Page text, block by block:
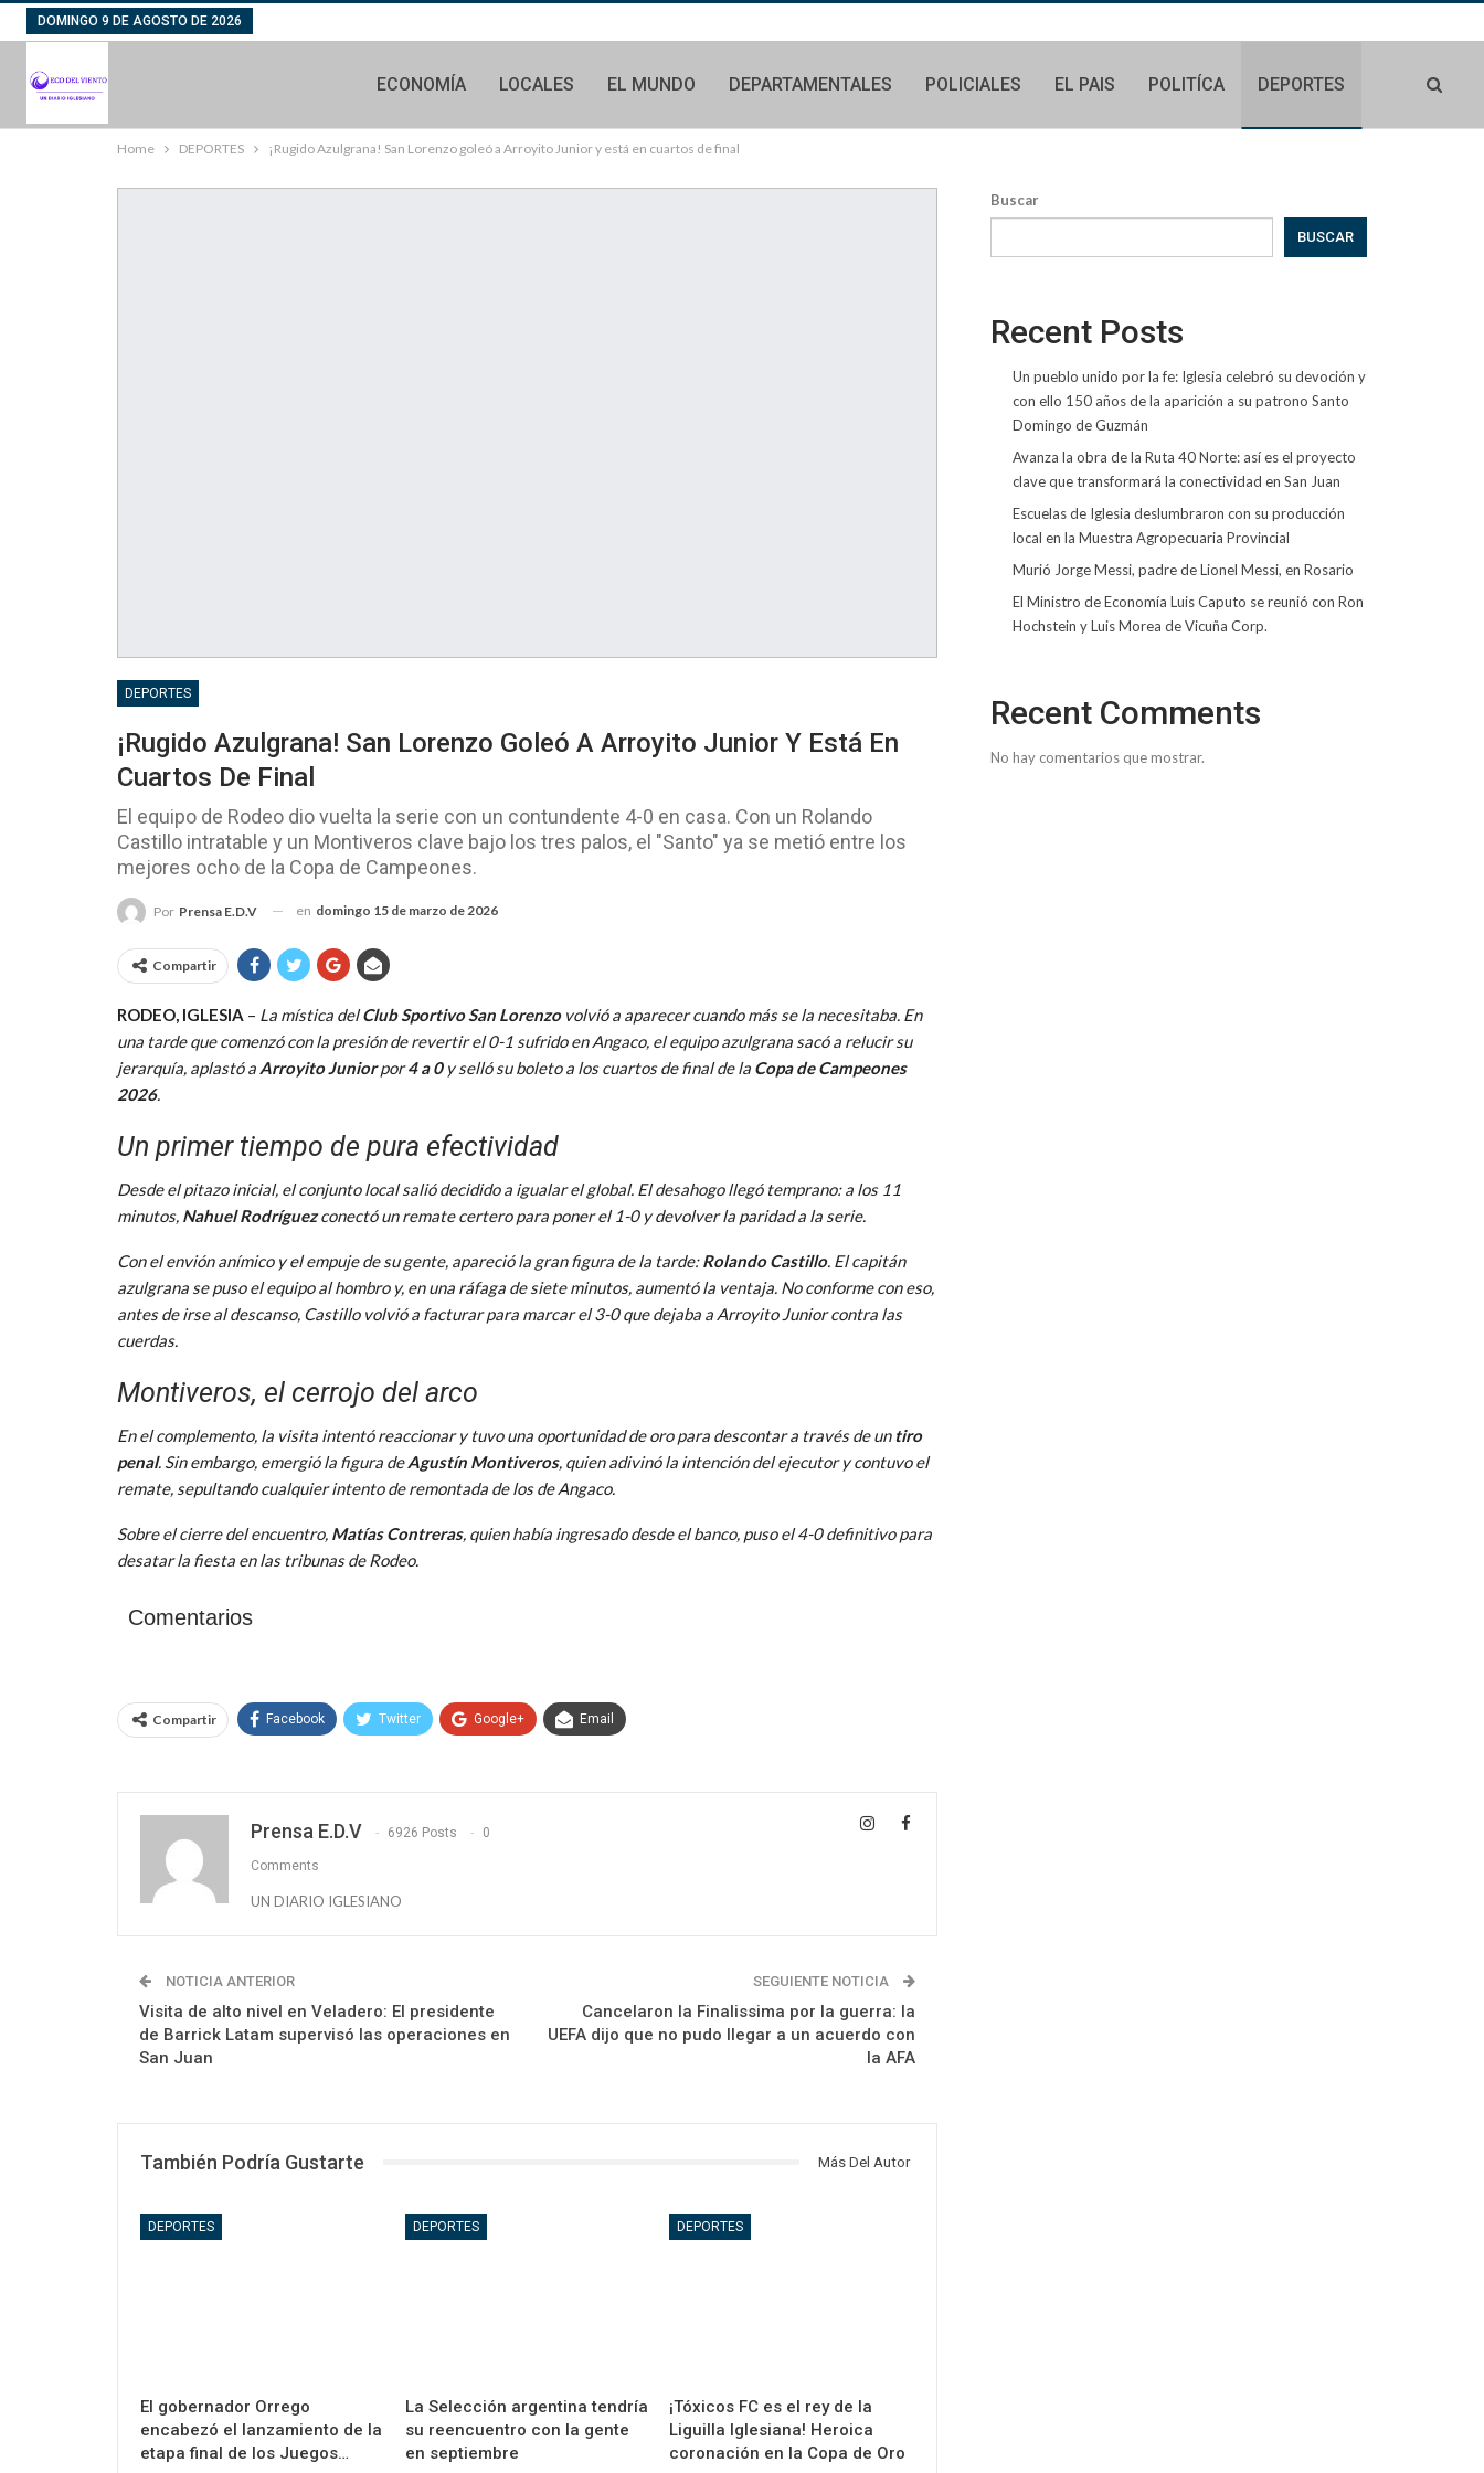
DOMINGO 9 DE AGOSTO DE 2026
ECONOMÍA LOCALES EL MUNDO DEPARTAMENTALES POLICIALES EL PAIS POLITÍCA DEPORTES
Home DEPORTES ¡Rugido Azulgrana! San Lorenzo goleó a Arroyito Junior y está en cuartos de final
DEPORTES
¡Rugido Azulgrana! San Lorenzo Goleó A Arroyito Junior Y Está En
Cuartos De Final
El equipo de Rodeo dio vuelta la serie con un contundente 4-0 en casa. Con un Rolando
Castillo intratable y un Montiveros clave bajo los tres palos, el "Santo" ya se metió entre los
mejores ocho de la Copa de Campeones.
Por Prensa E.D.V en domingo 15 de marzo de 2026
Compartir
RODEO, IGLESIA – La mística delClub Sportivo San Lorenzovolvió a aparecer cuando más se la necesitaba. En
una tarde que comenzó con la presión de revertir el 0-1 sufrido en Angaco, el equipo azulgrana sacó a relucir su
jerarquía, aplastó a Arroyito Juniorpor4 a 0y selló su boleto a los cuartos de final de la Copa de Campeones
2026.
Un primer tiempo de pura efectividad
Desde el pitazo inicial, el conjunto local salió decidido a igualar el global. El desahogo llegó temprano: a los 11
minutos, Nahuel Rodríguezconectó un remate certero para poner el 1-0 y devolver la paridad a la serie.
Con el envión anímico y el empuje de su gente, apareció la gran figura de la tarde:Rolando Castillo. El capitán
azulgrana se puso el equipo al hombro y, en una ráfaga de siete minutos, aumentó la ventaja. No conforme con eso,
antes de irse al descanso, Castillo volvió a facturar para marcar el 3-0 que dejaba a Arroyito Junior contra las
cuerdas.
Montiveros, el cerrojo del arco
En el complemento, la visita intentó reaccionar y tuvo una oportunidad de oro para descontar a través de untiro
penal. Sin embargo, emergió la figura deAgustín Montiveros, quien adivinó la intención del ejecutor y contuvo el
remate, sepultando cualquier intento de remontada de los de Angaco.
Sobre el cierre del encuentro, Matías Contreras, quien había ingresado desde el banco, puso el 4-0 definitivo para
desatar la fiesta en las tribunas de Rodeo.
Comentarios
Compartir Facebook Twitter Google+ Email
Prensa E.D.V 6926 Posts 0
Comments
UN DIARIO IGLESIANO
NOTICIA ANTERIOR
Visita de alto nivel en Veladero: El presidente
de Barrick Latam supervisó las operaciones en
San Juan
SEGUIENTE NOTICIA
Cancelaron la Finalissima por la guerra: la
UEFA dijo que no pudo llegar a un acuerdo con
la AFA
También Podría Gustarte Más Del Autor
DEPORTES
El gobernador Orrego
encabezó el lanzamiento de la
etapa final de los Juegos…
DEPORTES
La Selección argentina tendría
su reencuentro con la gente
en septiembre
DEPORTES
¡Tóxicos FC es el rey de la
Liguilla Iglesiana! Heroica
coronación en la Copa de Oro
Buscar
BUSCAR
Recent Posts
Un pueblo unido por la fe: Iglesia celebró su devoción y
con ello 150 años de la aparición a su patrono Santo
Domingo de Guzmán
Avanza la obra de la Ruta 40 Norte: así es el proyecto
clave que transformará la conectividad en San Juan
Escuelas de Iglesia deslumbraron con su producción
local en la Muestra Agropecuaria Provincial
Murió Jorge Messi, padre de Lionel Messi, en Rosario
El Ministro de Economía Luis Caputo se reunió con Ron
Hochstein y Luis Morea de Vicuña Corp.
Recent Comments
No hay comentarios que mostrar.